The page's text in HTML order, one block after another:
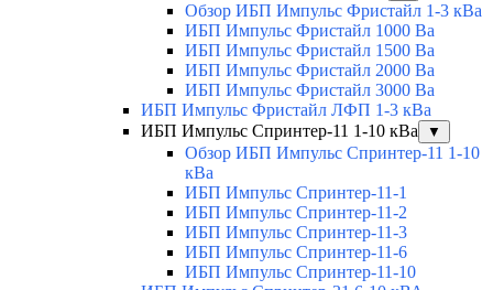
Обзор ИБП Импульс Фристайл 1-3 кВа
ИБП Импульс Фристайл 1000 Ва
ИБП Импульс Фристайл 1500 Ва
ИБП Импульс Фристайл 2000 Ва
ИБП Импульс Фристайл 3000 Ва
ИБП Импульс Фристайл ЛФП 1-3 кВа
ИБП Импульс Спринтер-11 1-10 кВа
▼
Обзор ИБП Импульс Спринтер-11 1-10
кВа
ИБП Импульс Спринтер-11-1
ИБП Импульс Спринтер-11-2
ИБП Импульс Спринтер-11-3
ИБП Импульс Спринтер-11-6
ИБП Импульс Спринтер-11-10